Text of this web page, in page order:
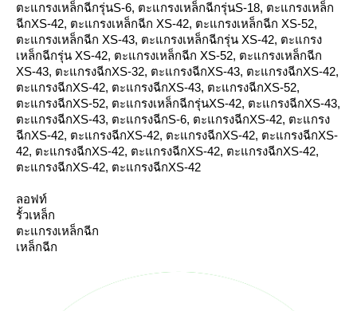
ตะแกรงเหล็กฉีกรุ่นS-6, ตะแกรงเหล็กฉีกรุ่นS-18, ตะแกรงเหล็ก
ฉีกXS-42, ตะแกรงเหล็กฉีก XS-42, ตะแกรงเหล็กฉีก XS-52,
ตะแกรงเหล็กฉีก XS-43, ตะแกรงเหล็กฉีกรุ่น XS-42, ตะแกรง
เหล็กฉีกรุ่น XS-42, ตะแกรงเหล็กฉีก XS-52, ตะแกรงเหล็กฉีก
XS-43, ตะแกรงฉีกXS-32, ตะแกรงฉีกXS-43, ตะแกรงฉีกXS-42,
ตะแกรงฉีกXS-42, ตะแกรงฉีกXS-43, ตะแกรงฉีกXS-52,
ตะแกรงฉีกXS-52, ตะแกรงเหล็กฉีกรุ่นXS-42, ตะแกรงฉีกXS-43,
ตะแกรงฉีกXS-43, ตะแกรงฉีกS-6, ตะแกรงฉีกXS-42, ตะแกรง
ฉีกXS-42, ตะแกรงฉีกXS-42, ตะแกรงฉีกXS-42, ตะแกรงฉีกXS-
42, ตะแกรงฉีกXS-42, ตะแกรงฉีกXS-42, ตะแกรงฉีกXS-42,
ตะแกรงฉีกXS-42, ตะแกรงฉีกXS-42
ลอฟท์
รั้วเหล็ก
ตะแกรงเหล็กฉีก
เหล็กฉีก